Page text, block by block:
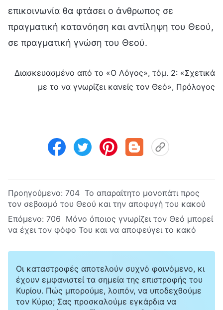
επικοινωνία θα φτάσει ο άνθρωπος σε
πραγματική κατανόηση και αντίληψη του Θεού,
σε πραγματική γνώση του Θεού.
Διασκευασμένο από το «Ο Λόγος», τόμ. 2: «Σχετικά
με το να γνωρίζει κανείς τον Θεό», Πρόλογος
Προηγούμενο: 704 Το απαραίτητο μονοπάτι προς
τον σεβασμό του Θεού και την αποφυγή του κακού
Επόμενο: 706 Μόνο όποιος γνωρίζει τον Θεό μπορεί
να έχει τον φόφο Του και να αποφεύγει το κακό
Οι καταστροφές αποτελούν συχνό φαινόμενο, κι
έχουν εμφανιστεί τα σημεία της επιστροφής του
Κυρίου. Πώς μπορούμε, λοιπόν, να υποδεχθούμε
τον Κύριο; Σας προσκαλούμε εγκάρδια να